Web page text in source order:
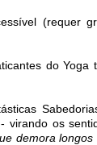
(requer
do Yoga
virando os
demora